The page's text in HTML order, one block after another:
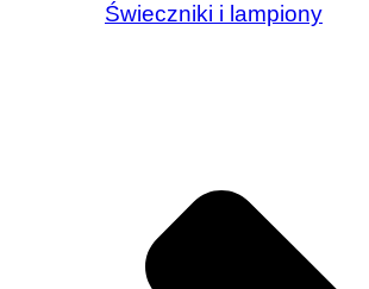
Świeczniki i lampiony